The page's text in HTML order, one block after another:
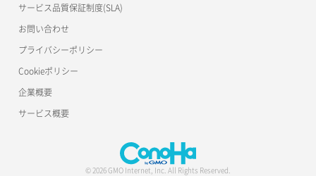
サービス品質保証制度(SLA)
お問い合わせ
プライバシーポリシー
Cookieポリシー
企業概要
サービス概要
© 2026 GMO Internet, Inc. All Rights Reserved.